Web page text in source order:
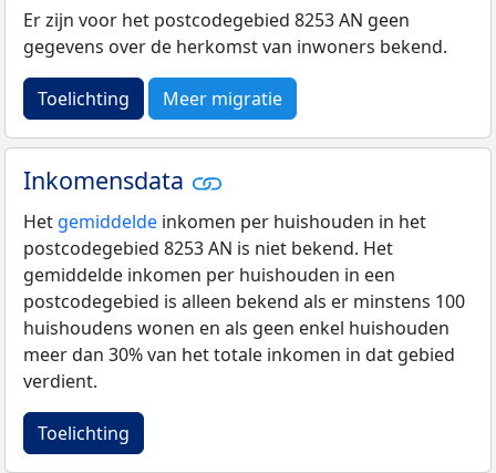
Er zijn voor het postcodegebied 8253 AN geen
gegevens over de herkomst van inwoners bekend.
Toelichting Meer migratie
Inkomensdata
Het gemiddelde inkomen per huishouden in het
postcodegebied 8253 AN is niet bekend. Het
gemiddelde inkomen per huishouden in een
postcodegebied is alleen bekend als er minstens 100
huishoudens wonen en als geen enkel huishouden
meer dan 30% van het totale inkomen in dat gebied
verdient.
Toelichting